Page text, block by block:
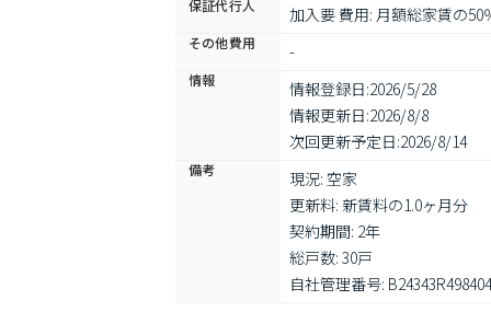
保証代行人 加入要 費用: 月額総家賃の50
その他費用 -
情報 情報登録日:2026/5/28
情報更新日:2026/8/8
次回更新予定日:2026/8/14
備考
現況: 空家
更新料: 新賃料の1.0ヶ月分
契約期間: 2年
総戸数: 30戸
自社管理番号: B24343R498404